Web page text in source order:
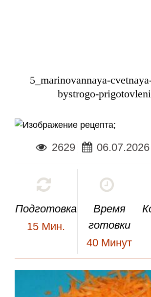
5_marinovannaya-
bystrogo-
;
2629 06.07.2026
Подготовка
15 Мин.
Время
готовки
40 Минут